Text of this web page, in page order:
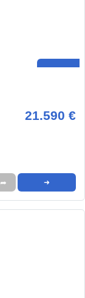
21.590 €
➦ ➜